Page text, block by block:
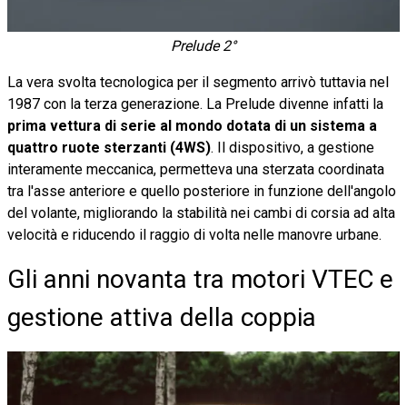
Prelude 2°
La vera svolta tecnologica per il segmento arrivò tuttavia nel
1987 con la terza generazione. La Prelude divenne infatti la
prima vettura di serie al mondo dotata di un sistema a
quattro ruote sterzanti (4WS). Il dispositivo, a gestione
interamente meccanica, permetteva una sterzata coordinata
tra l'asse anteriore e quello posteriore in funzione dell'angolo
del volante, migliorando la stabilità nei cambi di corsia ad alta
velocità e riducendo il raggio di volta nelle manovre urbane.
Gli anni novanta tra motori VTEC e
gestione attiva della coppia